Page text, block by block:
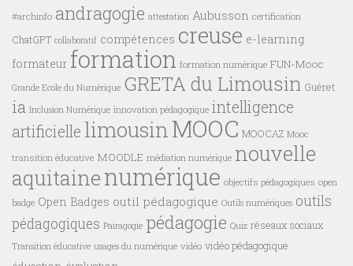
#archinfo andragogie attestation Aubusson certification
ChatGPT collaboratif compétences creuse e-learning
formateur formation formation numérique FUN-Mooc
Grande Ecole du Numérique GRETA du Limousin Guéret
ia Inclusion Numérique innovation pédagogique intelligence
artificielle limousin MOOC MOOCAZ Mooc
transition éducative MOODLE médiation numérique nouvelle
aquitainenumérique objectifs pédagogiques open
badge Open Badges outil pédagogique Outils numériques outils
pédagogiques Pairagogie pédagogie Quiz réseaux sociaux
Transition éducative usages du numérique vidéo vidéo pédagogique